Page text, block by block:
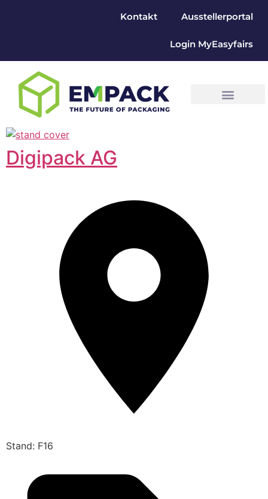
Kontakt Ausstellerportal
Login MyEasyfairs
Digipack AG
Stand: F16